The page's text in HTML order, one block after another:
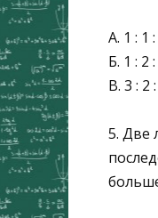
А. 1 : 1 :
Б. 1 : 2
В. 3 : 2 :
5. Две